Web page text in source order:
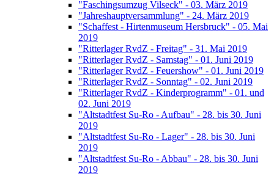
"Faschingsumzug Vilseck" - 03. März 2019
"Jahreshauptversammlung" - 24. März 2019
"Schaffest - Hirtenmuseum Hersbruck" - 05. Mai
2019
"Ritterlager RvdZ - Freitag" - 31. Mai 2019
"Ritterlager RvdZ - Samstag" - 01. Juni 2019
"Ritterlager RvdZ - Feuershow" - 01. Juni 2019
"Ritterlager RvdZ - Sonntag" - 02. Juni 2019
"Ritterlager RvdZ - Kinderprogramm" - 01. und
02. Juni 2019
"Altstadtfest Su-Ro - Aufbau" - 28. bis 30. Juni
2019
"Altstadtfest Su-Ro - Lager" - 28. bis 30. Juni
2019
"Altstadtfest Su-Ro - Abbau" - 28. bis 30. Juni
2019